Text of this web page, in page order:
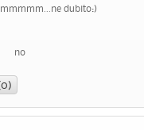
dubito:)
no